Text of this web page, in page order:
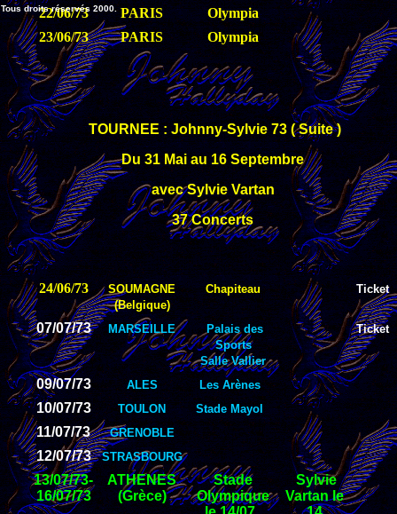
Tous droits réservés 2000.
22/06/73 PARIS
Olympia
23/06/73
PARIS Olympia
TOURNEE : Johnny-Sylvie 73 ( Suite )
Du 31 Mai au 16 Septembre
avec Sylvie Vartan
37 Concerts
24/06/73
SOUMAGNE
(Belgique)
Chapiteau Ticket
07/07/73 MARSEILLE
Palais des
Sports
Salle Vallier
Ticket
09/07/73 ALES Les Arènes
10/07/73 TOULON Stade Mayol
11/07/73 GRENOBLE
12/07/73 STRASBOURG
13/07/73-
16/07/73
ATHENES
(Grèce)
Stade
Olympique
Sylvie
Vartan le